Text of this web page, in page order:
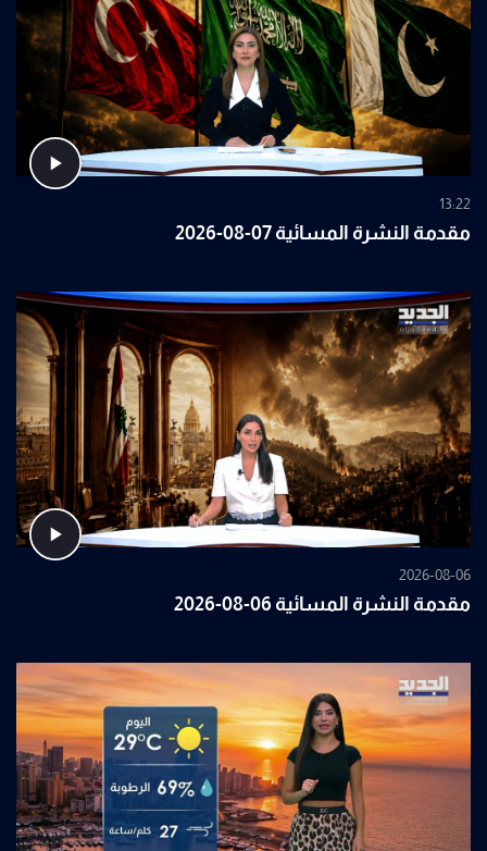
13:22
مقدمة النشرة المسائية 07-08-2026
2026-08-06
مقدمة النشرة المسائية 06-08-2026